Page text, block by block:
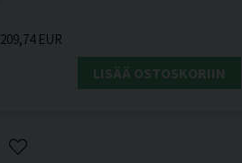
209,74 EUR
LISÄÄ OSTOSKORIIN